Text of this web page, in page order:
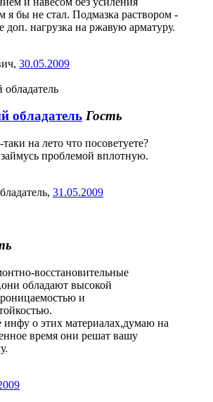
я бы не стал. Подмазка раствором -
доп. нагрузка на ржавую арматуру.
, 30.05.2009
обладатель Гость
на лето что посоветуете?
проблемой вплотную.
, 31.05.2009
восстановительные
обладают высокой
и
инфу о этих материалах,думаю на
время они решат вашу